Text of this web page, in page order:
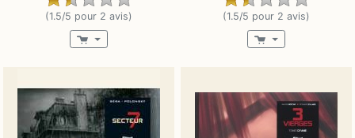
(1.5/5 pour 2 avis) (1.5/5 pour 2 avis)